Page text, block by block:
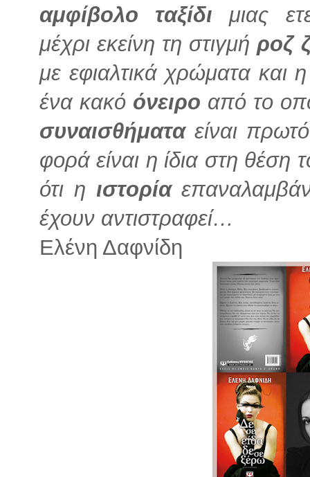
αμφίβολο
ταξίδι μιας
μέχρι εκείνη τη στιγμήροζ
με εφιαλτικά χρώματα και η
ένα κακό όνειρο από το
συναισθήματαείναι
φορά είναι η ίδια στη θέση
ότι η ιστορία
έχουν αντιστραφεί…
Ελένη Δαφνίδη